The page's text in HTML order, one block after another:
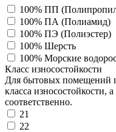
100% ПП
100% ПА (Полиамид)
100% ПЭ (Полиэстер)
100% Шерсть
100% Морские
Класс износостойкости
Для бытовых помещений
класса износостойкости,
соответственно.
21
22